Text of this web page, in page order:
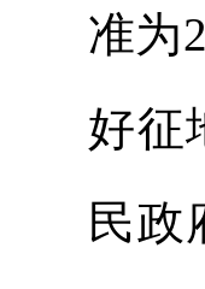
准为
好征
民政